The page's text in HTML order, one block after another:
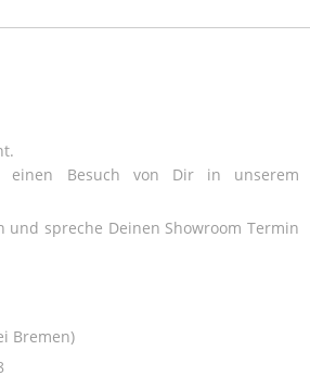
Besuch von Dir in unserem
und spreche Deinen Showroom Termin
Bremen)